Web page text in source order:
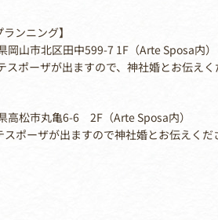
ンニング】
岡山市北区田中599-7 1F（Arte Sposa内）
ポーザが出ますので、神社婚とお伝えく
高松市丸亀6-6 2F（Arte Sposa内）
ポーザが出ますので神社婚とお伝えくだ